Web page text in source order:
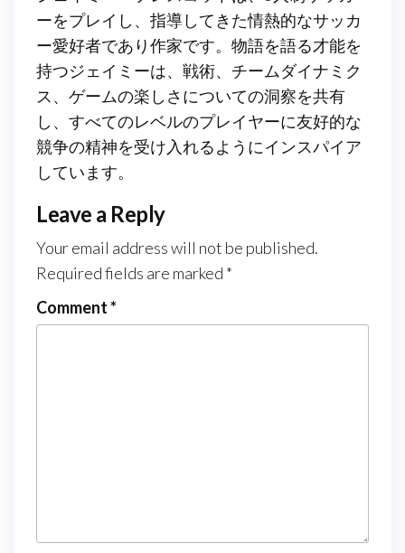
ーをプレイし、指導してきた情熱的なサッカ
ー愛好者であり作家です。物語を語る才能を
持つジェイミーは、戦術、チームダイナミク
ス、ゲームの楽しさについての洞察を共有
し、すべてのレベルのプレイヤーに友好的な
競争の精神を受け入れるようにインスパイア
しています。
Leave a Reply
Your email address will not be published.
Required fields are marked *
Comment*